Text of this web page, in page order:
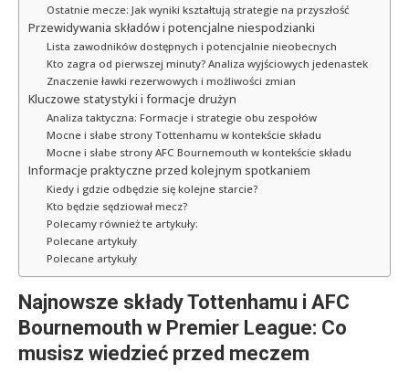
Ostatnie mecze: Jak wyniki kształtują strategie na przyszłość
Przewidywania składów i potencjalne niespodzianki
Lista zawodników dostępnych i potencjalnie nieobecnych
Kto zagra od pierwszej minuty? Analiza wyjściowych jedenastek
Znaczenie ławki rezerwowych i możliwości zmian
Kluczowe statystyki i formacje drużyn
Analiza taktyczna: Formacje i strategie obu zespołów
Mocne i słabe strony Tottenhamu w kontekście składu
Mocne i słabe strony AFC Bournemouth w kontekście składu
Informacje praktyczne przed kolejnym spotkaniem
Kiedy i gdzie odbędzie się kolejne starcie?
Kto będzie sędziował mecz?
Polecamy również te artykuły:
Polecane artykuły
Polecane artykuły
Najnowsze składy Tottenhamu i AFC
Bournemouth w Premier League: Co
musisz wiedzieć przed meczem